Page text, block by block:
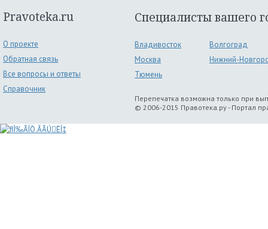
Pravoteka.ru
О проекте
Обратная связь
Все вопросы и ответы
Справочник
Специалисты вашего
Владивосток
Волгоград
Москва
Нижний-
Тюмень
Перепечатка возможна только при
© 2006-2015 Правотека.ру - Портал